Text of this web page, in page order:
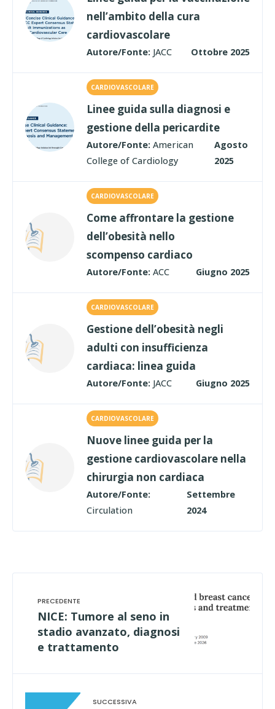
nell’ambito della cura
cardiovascolare
Autore/Fonte: JACC Ottobre 2025
CARDIOVASCOLARE
Linee guida sulla diagnosi e
gestione della pericardite
Autore/Fonte: American
College of Cardiology
Agosto
2025
CARDIOVASCOLARE
Come affrontare la gestione
dell’obesità nello
scompenso cardiaco
Autore/Fonte: ACC Giugno 2025
CARDIOVASCOLARE
Gestione dell’obesità negli
adulti con insufficienza
cardiaca: linea guida
Autore/Fonte: JACC Giugno 2025
CARDIOVASCOLARE
Nuove linee guida per la
gestione cardiovascolare nella
chirurgia non cardiaca
Autore/Fonte:
Circulation
Settembre
2024
NICE: Tumore al seno in
stadio avanzato, diagnosi
e trattamento